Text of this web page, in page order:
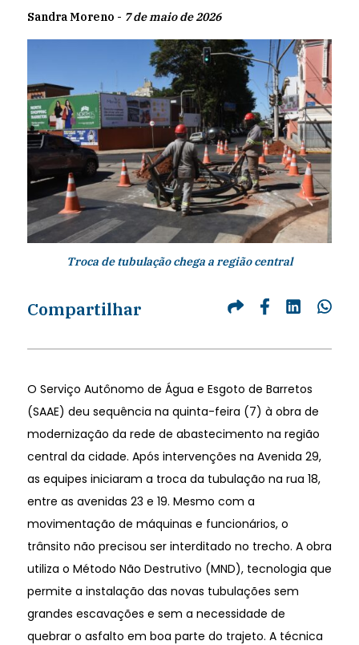
Sandra Moreno - 7 de maio de 2026
Troca de tubulação chega a região central
Compartilhar
O Serviço Autônomo de Água e Esgoto de Barretos
(SAAE) deu sequência na quinta-feira (7) à obra de
modernização da rede de abastecimento na região
central da cidade. Após intervenções na Avenida 29,
as equipes iniciaram a troca da tubulação na rua 18,
entre as avenidas 23 e 19. Mesmo com a
movimentação de máquinas e funcionários, o
trânsito não precisou ser interditado no trecho. A obra
utiliza o Método Não Destrutivo (MND), tecnologia que
permite a instalação das novas tubulações sem
grandes escavações e sem a necessidade de
quebrar o asfalto em boa parte do trajeto. A técnica